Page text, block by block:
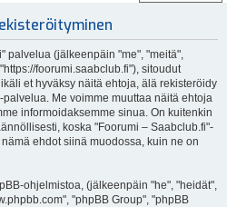
palvelua (jälkeenpäin "me", "meitä",
foorumi.saabclub.fi"), sitoudut
et hyväksy näitä ehtoja, älä rekisteröidy
Me voimme muuttaa näitä ehtoja
informoidaksemme sinua. On kuitenkin
koska "Foorumi – Saabclub.fi"-
ehdot siinä muodossa, kuin ne on
ohjelmistoa, (jälkeenpäin "he", "heidät",
"phpBB Group", "phpBB